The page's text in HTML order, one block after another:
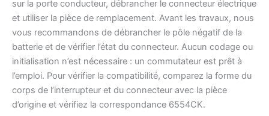
sur la porte conducteur, débrancher le connecteur électrique
et utiliser la pièce de remplacement. Avant les travaux, nous
vous recommandons de débrancher le pôle négatif de la
batterie et de vérifier l’état du connecteur. Aucun codage ou
initialisation n’est nécessaire : un commutateur est prêt à
l’emploi. Pour vérifier la compatibilité, comparez la forme du
corps de l’interrupteur et du connecteur avec la pièce
d’origine et vérifiez la correspondance 6554CK.